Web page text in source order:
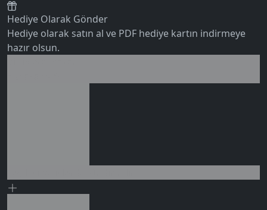
5.0
0 değerlendirme
Hediye Olarak Gönder
Hediye olarak satın al ve PDF hediye kartın indirmeye
hazır olsun.